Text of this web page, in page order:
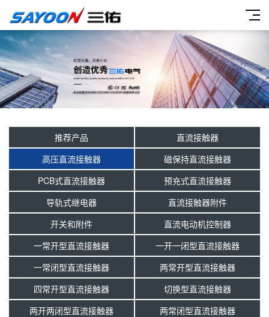
推荐产品
直流接触器
高压直流接触器
磁保持直流接触器
PCB式直流接触器
预充式直流接触器
导轨式继电器
直流接触器附件
开关和附件
直流电动机控制器
一常开型直流接触器
一开一闭型直流接触器
一常闭型直流接触器
两常开型直流接触器
四常开型直流接触器
切换型直流接触器
两开两闭型直流接触器
两常闭型直流接触器